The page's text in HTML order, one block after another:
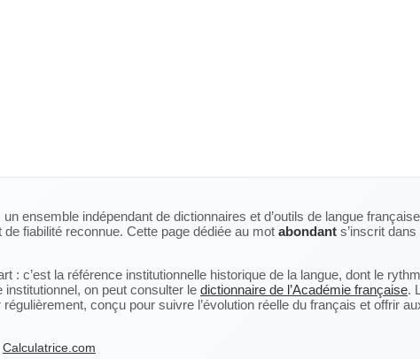
un ensemble indépendant de dictionnaires et d’outils de langue
fiabilité reconnue. Cette page dédiée au mot abondant s’inscrit
: c’est la référence institutionnelle historique de la langue, dont le
on peut consulter le dictionnaire de l’Académie française.
conçu pour suivre l’évolution réelle du français et offrir
Calculatrice.com